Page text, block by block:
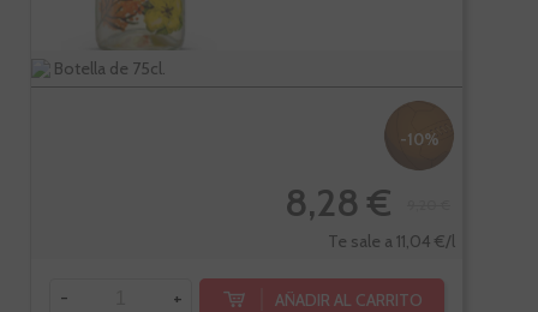
Botella de 75cl.
-10%
8,28 €
Te sale a 11,04 €/l
- + AÑADIR AL CARRITO